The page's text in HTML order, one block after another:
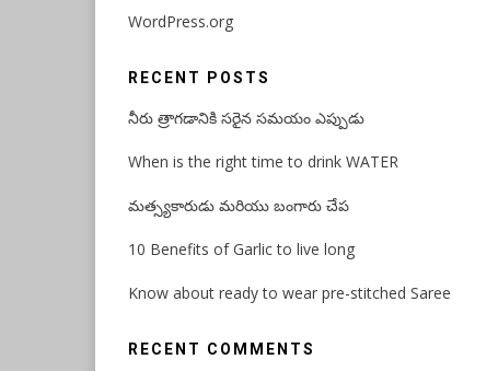
WordPress.org
RECENT POSTS
నీరు త్రాగడానికి సరైన సమయం ఎప్పుడు
When is the right time to drink WATER
మత్స్యకారుడు మరియు బంగారు చేప
10 Benefits of Garlic to live long
Know about ready to wear pre-stitched Saree
RECENT COMMENTS